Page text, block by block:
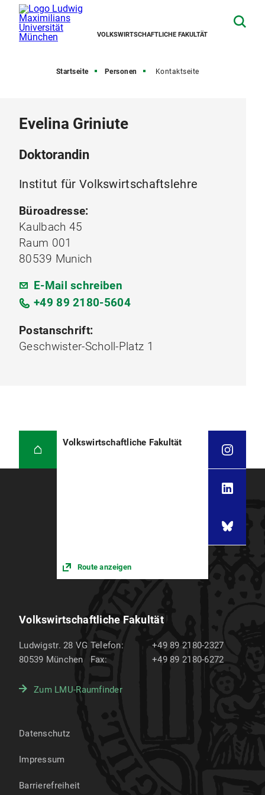
VOLKSWIRTSCHAFTLICHE FAKULTÄT
Startseite Personen Kontaktseite
Evelina Griniute
Doktorandin
Institut für Volkswirtschaftslehre
Büroadresse:
Kaulbach 45
Raum 001
80539 Munich
E-Mail schreiben
+49 89 2180-5604
Postanschrift:
Geschwister-Scholl-Platz 1
Volkswirtschaftliche Fakultät
Route anzeigen
Volkswirtschaftliche Fakultät
Ludwigstr. 28 VG
80539 München
Telefon:
+49 89 2180-2327
Fax:
+49 89 2180-6272
Zum LMU-Raumfinder
Datenschutz
Impressum
Barrierefreiheit